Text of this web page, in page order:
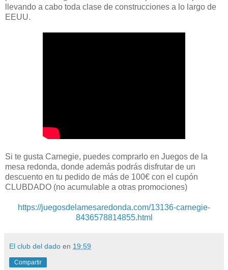
llevando a cabo toda clase de construcciones a lo largo de
EEUU.
Si te gusta Carnegie, puedes comprarlo en Juegos de la
mesa redonda, donde además podrás disfrutar de un
descuento en tu pedido de más de 100€ con el cupón
CLUBDADO (no acumulable a otras promociones)
https://juegosdelamesaredonda.com/13136-carnegie-
8436578814855.html
El club del dado en 19:59
Compartir